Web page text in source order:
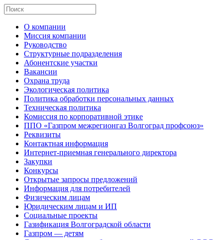
О компании
Миссия компании
Руководство
Структурные подразделения
Абонентские участки
Вакансии
Охрана труда
Экологическая политика
Политика обработки персональных данных
Техническая политика
Комиссия по корпоративной этике
ППО «Газпром межрегионгаз Волгоград профсоюз»
Реквизиты
Контактная информация
Интернет-приемная генерального директора
Закупки
Конкурсы
Открытые запросы предложений
Информация для потребителей
Физическим лицам
Юридическим лицам и ИП
Социальные проекты
Газификация Волгоградской области
Газпром — детям